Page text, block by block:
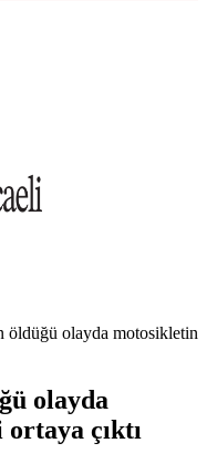
öldüğü olayda motosikletin
olayda
çıktı